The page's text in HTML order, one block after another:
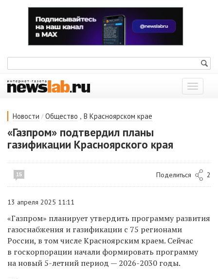
Показать
меню
Новости / Общество , В Красноярском крае
«Газпром» подтвердил планы
газификации Красноярского края
15 Поделиться 2
13 апреля 2025 11:11
«Газпром» планирует утвердить программу развития
газоснабжения и газификации с 75 регионами
России, в том числе Красноярским краем. Сейчас
в госкорпорации начали формировать программу
на новый 5-летний период — 2026-2030 годы.